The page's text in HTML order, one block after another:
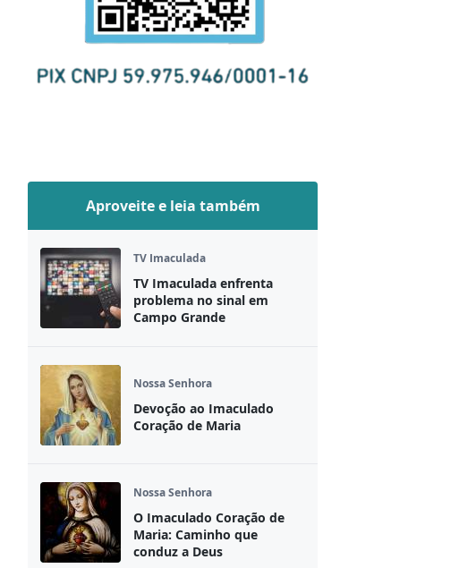
Aproveite e leia também
TV Imaculada
TV Imaculada enfrenta
problema no sinal em
Campo Grande
Nossa Senhora
Devoção ao Imaculado
Coração de Maria
Nossa Senhora
O Imaculado Coração de
Maria: Caminho que
conduz a Deus